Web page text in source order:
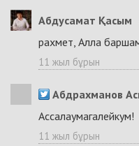
Абдусамат Қасым
рахмет, Алла
11 жыл бұрын
Абдрахманов
Ассалаумагалейкум!
11 жыл бұрын